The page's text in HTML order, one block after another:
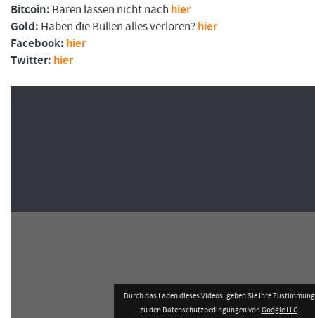
Bitcoin: Bären lassen nicht nach hier
Gold: Haben die Bullen alles verloren?hier
Facebook: hier
Twitter: hier
Durch das Laden dieses Videos, geben Sie Ihre Zustimmung
zu den Datenschutzbedingungen vonGoogle LLC.